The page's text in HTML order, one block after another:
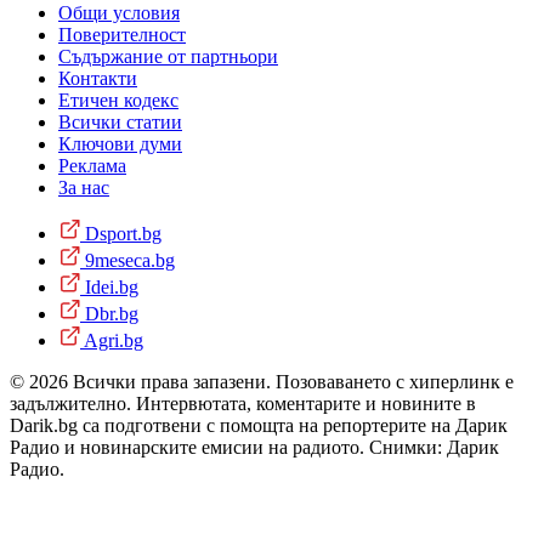
Общи условия
Поверителност
Съдържание от партньори
Контакти
Етичен кодекс
Всички статии
Ключови думи
Реклама
За нас
Dsport.bg
9meseca.bg
Idei.bg
Dbr.bg
Agri.bg
© 2026 Всички права запазени. Позоваването с хиперлинк е
задължително. Интервютата, коментарите и новините в
Darik.bg са подготвени с помощта на репортерите на Дарик
Радио и новинарските емисии на радиото. Снимки: Дарик
Радио.